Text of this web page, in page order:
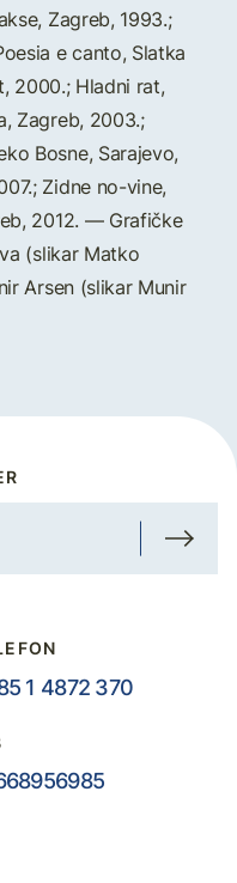
Zagreb, 1993.;
e canto, Slatka
2000.; Hladni rat,
Zagreb, 2003.;
Bosne, Sarajevo,
Zidne no-vine,
2012. — Grafičke
(slikar Matko
Arsen (slikar Munir
1 4872 370